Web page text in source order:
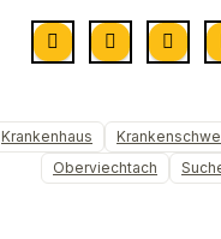
Krankenhaus
Oberviechtach